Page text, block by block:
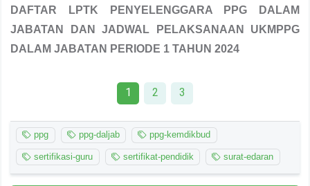
DAFTAR LPTK PENYELENGGARA PPG DALAM
JABATAN DAN JADWAL PELAKSANAAN UKMPPG
DALAM JABATAN PERIODE 1 TAHUN 2024
1 2 3
ppg ppg-daljab ppg-kemdikbud
sertifikasi-guru sertifikat-pendidik surat-edaran